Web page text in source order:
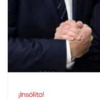
¡Insólito!